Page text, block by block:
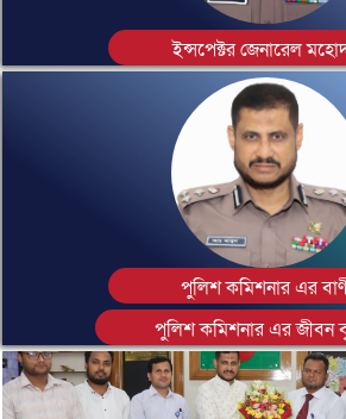
ইন্সপেক্টর জেনারেল
পুলিশ কমিশনার এর
পুলিশ কমিশনার এর জীবন